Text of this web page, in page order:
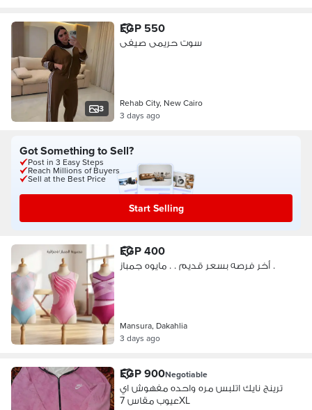
3
EGP 550
سوت حريمى صيفى
Rehab City, New Cairo
3 days ago
Got Something to Sell?
Post in 3 Easy Steps
Reach Millions of Buyers
Sell at the Best Price
Start Selling
EGP 400
أخر فرصه بسعر قديم . . مايوه جمباز .
Mansura, Dakahlia
3 days ago
EGP 900Negotiable
ترينج نايك اتلبس مره واحده مفهوش اي
عيوب مقاس 7XL